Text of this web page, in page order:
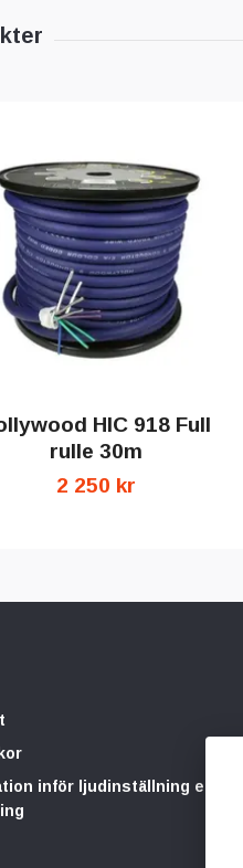
HIC 918 Full
rulle 30m
2 250 kr
inför ljudinställning eller